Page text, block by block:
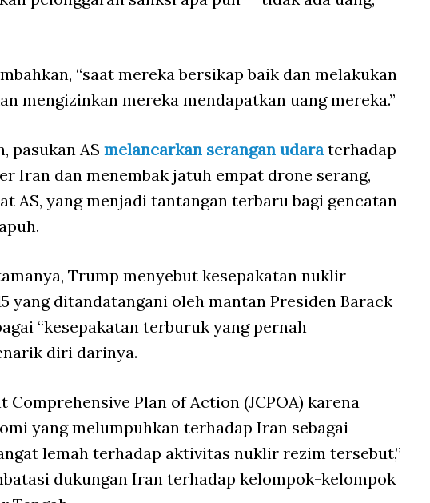
“saat mereka bersikap baik dan melakukan
mengizinkan mereka mendapatkan uang mereka.”
pasukan AS melancarkan serangan udaraterhadap
Iran dan menembak jatuh empat drone serang,
AS, yang menjadi tantangan terbaru bagi gencatan
Trump menyebut kesepakatan nuklir
yang ditandatangani oleh mantan Presiden Barack
“kesepakatan terburuk yang pernah
diri darinya.
Plan of Action (JCPOA) karena
yang melumpuhkan terhadap Iran sebagai
lemah terhadap aktivitas nuklir rezim tersebut,”
dukungan Iran terhadap kelompok-kelompok